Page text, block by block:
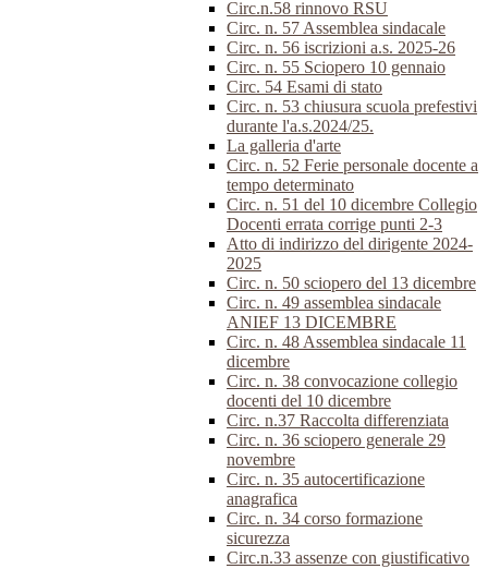
Circ.n.58 rinnovo RSU
Circ. n. 57 Assemblea sindacale
Circ. n. 56 iscrizioni a.s. 2025-26
Circ. n. 55 Sciopero 10 gennaio
Circ. 54 Esami di stato
Circ. n. 53 chiusura scuola prefestivi
durante l'a.s.2024/25.
La galleria d'arte
Circ. n. 52 Ferie personale docente a
tempo determinato
Circ. n. 51 del 10 dicembre Collegio
Docenti errata corrige punti 2-3
Atto di indirizzo del dirigente 2024-
2025
Circ. n. 50 sciopero del 13 dicembre
Circ. n. 49 assemblea sindacale
ANIEF 13 DICEMBRE
Circ. n. 48 Assemblea sindacale 11
dicembre
Circ. n. 38 convocazione collegio
docenti del 10 dicembre
Circ. n.37 Raccolta differenziata
Circ. n. 36 sciopero generale 29
novembre
Circ. n. 35 autocertificazione
anagrafica
Circ. n. 34 corso formazione
sicurezza
Circ.n.33 assenze con giustificativo